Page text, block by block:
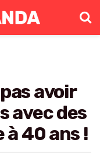
avoir
avec des
à 40 ans !